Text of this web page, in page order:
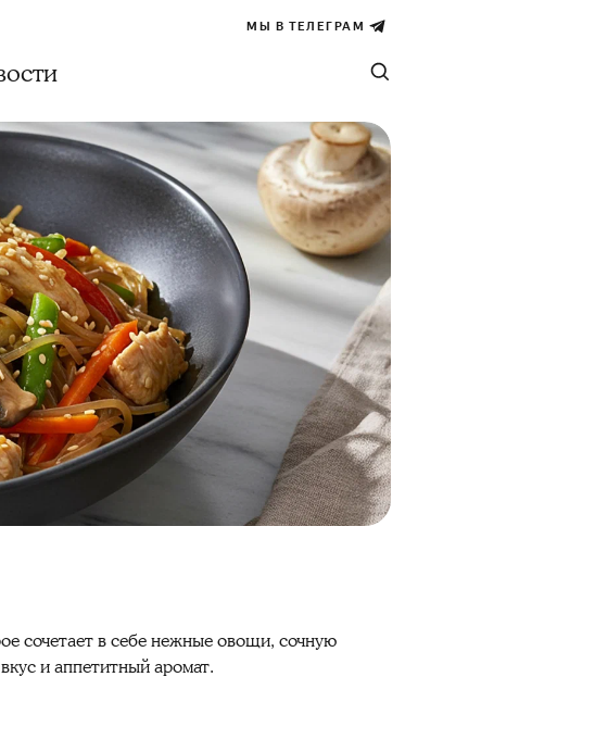
МЫ В ТЕЛЕГРАМ
сочетает в себе нежные овощи, сочную
и аппетитный аромат.